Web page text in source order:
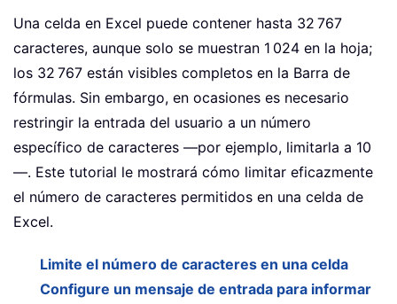
Una celda en Excel puede contener hasta 32 767
caracteres, aunque solo se muestran 1 024 en la hoja;
los 32 767 están visibles completos en la Barra de
fórmulas. Sin embargo, en ocasiones es necesario
restringir la entrada del usuario a un número
específico de caracteres —por ejemplo, limitarla a 10
—. Este tutorial le mostrará cómo limitar eficazmente
el número de caracteres permitidos en una celda de
Excel.
Limite el número de caracteres en una celda
Configure un mensaje de entrada para informar